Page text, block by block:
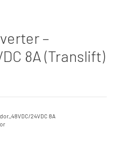
–
8A (Translift)
24VDC 8A